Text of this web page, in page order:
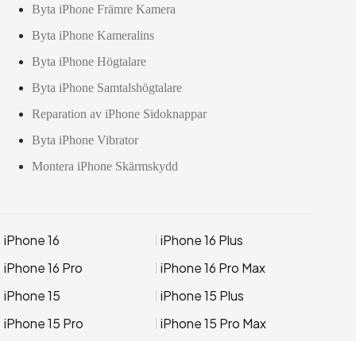
Byta iPhone Främre Kamera
Byta iPhone Kameralins
Byta iPhone Högtalare
Byta iPhone Samtalshögtalare
Reparation av iPhone Sidoknappar
Byta iPhone Vibrator
Montera iPhone Skärmskydd
iPhone 16
iPhone 16 Plus
iPhone 16 Pro
iPhone 16 Pro Max
iPhone 15
iPhone 15 Plus
iPhone 15 Pro
iPhone 15 Pro Max